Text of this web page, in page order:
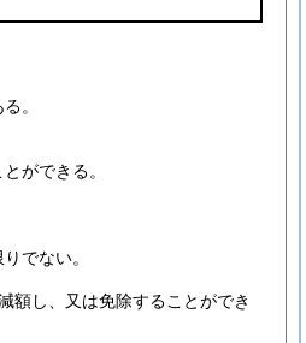
。
ができる。
でない。
額し、又は免除することができ